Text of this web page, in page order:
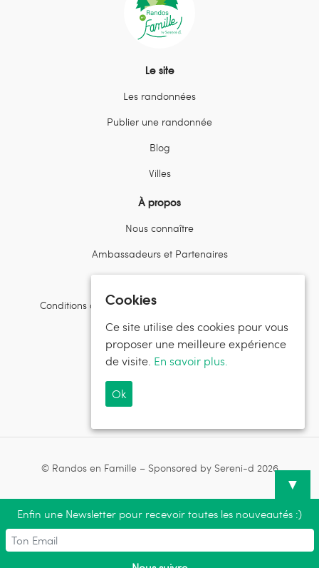
Le site
Les randonnées
Publier une randonnée
Blog
Villes
À propos
Nous connaître
Ambassadeurs et Partenaires
Contactez l’équipe
Conditions d’utilisation et politiques de confidentialité
Suivez Randos en Famille
Suivez Sereni-d®
© Randos en Famille – Sponsored by Sereni-d 2026
▼
Enfin une Newsletter pour recevoir toutes les nouveautés :)
Cookies
Ce site utilise des cookies pour vous
proposer une meilleure expérience
de visite. En savoir plus.
Ok